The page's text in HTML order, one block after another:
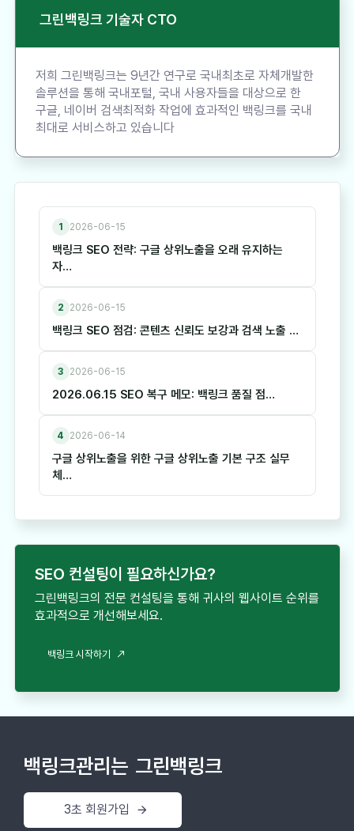
그린백링크 기술자 CTO
저희 그린백링크는 9년간 연구로 국내최초로 자체개발한
솔루션을 통해 국내포털, 국내 사용자들을 대상으로 한
구글, 네이버 검색최적화 작업에 효과적인 백링크를 국내
최대로 서비스하고 있습니다
1 2026-06-15
백링크 SEO 전략: 구글 상위노출을 오래 유지하는
자…
2 2026-06-15
백링크 SEO 점검: 콘텐츠 신뢰도 보강과 검색 노출 …
3 2026-06-15
2026.06.15 SEO 복구 메모: 백링크 품질 점…
4 2026-06-14
구글 상위노출을 위한 구글 상위노출 기본 구조 실무
체…
SEO 컨설팅이 필요하신가요?
그린백링크의 전문 컨설팅을 통해 귀사의 웹사이트 순위를
효과적으로 개선해보세요.
백링크 시작하기
백링크관리는 그린백링크
3초 회원가입